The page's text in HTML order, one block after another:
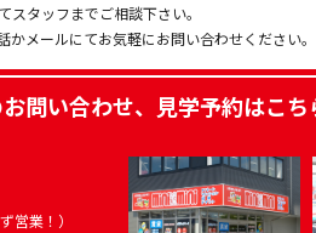
タッフまでご相談下さい。
メールにてお気軽にお問い合わせください。
問い合わせ、見学予約はこち
営業！）